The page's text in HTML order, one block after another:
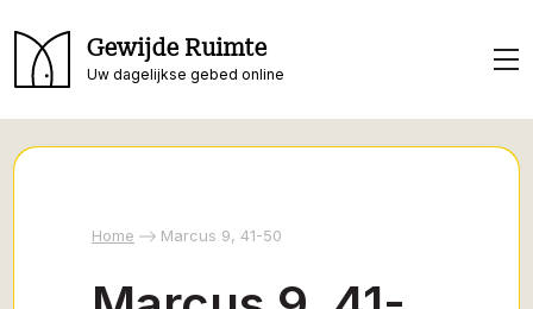
Gewijde Ruimte
Uw dagelijkse gebed online
Home Marcus 9, 41-50